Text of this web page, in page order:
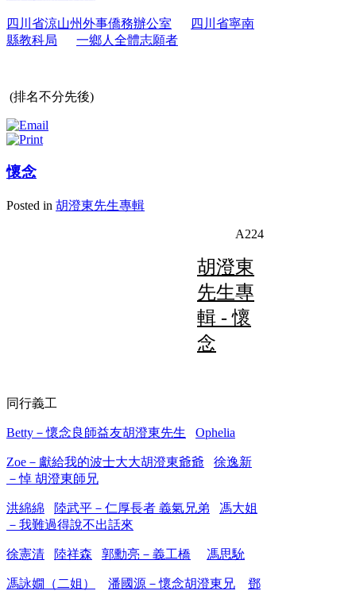
四川省涼山州外事僑務辦公室
四川省寧南
縣教科局
一鄉人全體志願者
(排名不分先後)
懷念
Posted in 胡澄東先生專輯
A224
胡澄東
先生專
輯 - 懷
念
同行義工
Betty－懷念良師益友胡澄東先生 Ophelia
Zoe－獻給我的波士大大胡澄東爺爺
徐逸新
－悼 胡澄東師兄
洪綿綿 陸武平－仁厚長者 義氣兄弟
馮大姐
－我難過得說不出話來
徐憲清 陸祥森 郭勳亮－義工橋 馮思馻
馮詠嫺（二姐） 潘國源－懷念胡澄東兄
鄧